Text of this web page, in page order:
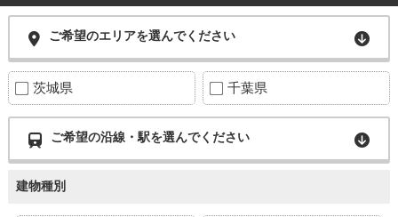
ご希望のエリアを選んでください
茨城県 千葉県
ご希望の沿線・駅を選んでください
建物種別